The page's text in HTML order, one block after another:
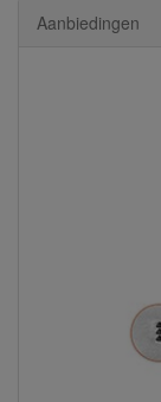
Aanbiedingen